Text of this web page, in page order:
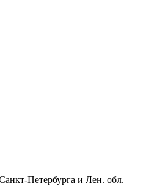
Петербурга и Лен. обл.